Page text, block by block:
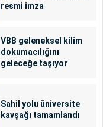
resmi imza
VBB geleneksel kilim
dokumacılığını
geleceğe taşıyor
Sahil yolu üniversite
kavşağı tamamlandı